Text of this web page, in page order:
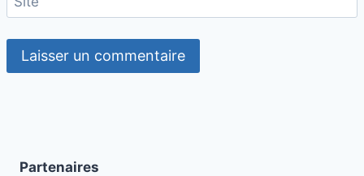
Partenaires